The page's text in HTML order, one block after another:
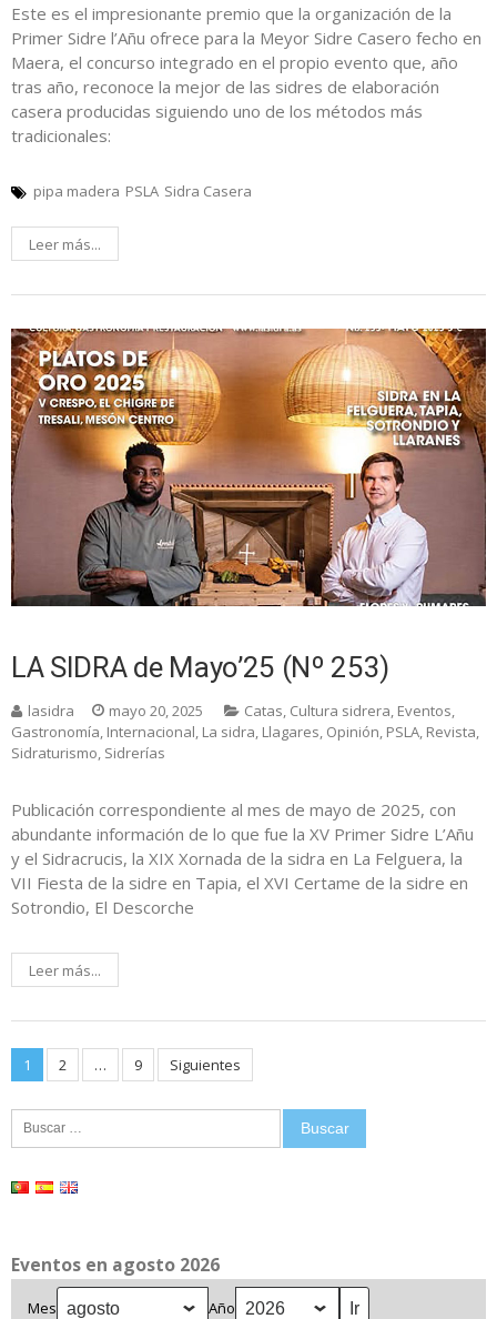
Este es el impresionante premio que la organización de la
Primer Sidre l’Añu ofrece para la Meyor Sidre Casero fecho en
Maera, el concurso integrado en el propio evento que, año
tras año, reconoce la mejor de las sidres de elaboración
casera producidas siguiendo uno de los métodos más
tradicionales:
pipa madera PSLA Sidra Casera
Leer más...
LA SIDRA de Mayo’25 (Nº 253)
lasidra mayo 20, 2025 Catas, Cultura sidrera, Eventos,
Gastronomía, Internacional, La sidra, Llagares, Opinión, PSLA, Revista,
Sidraturismo, Sidrerías
Publicación correspondiente al mes de mayo de 2025, con
abundante información de lo que fue la XV Primer Sidre L’Añu
y el Sidracrucis, la XIX Xornada de la sidra en La Felguera, la
VII Fiesta de la sidre en Tapia, el XVI Certame de la sidre en
Sotrondio, El Descorche
Leer más...
Paginación
de
entradas
1 2 … 9 Siguientes
Buscar:
Eventos en agosto 2026
Mes Año